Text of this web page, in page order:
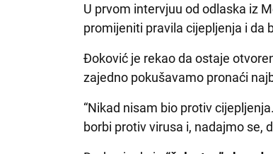
U prvom intervjuu od odlaska iz
promijeniti pravila cijepljenja i da
Đoković je rekao da ostaje
zajedno pokušavamo pronaći
“Nikad nisam bio protiv
borbi protiv virusa i, nadajmo se,